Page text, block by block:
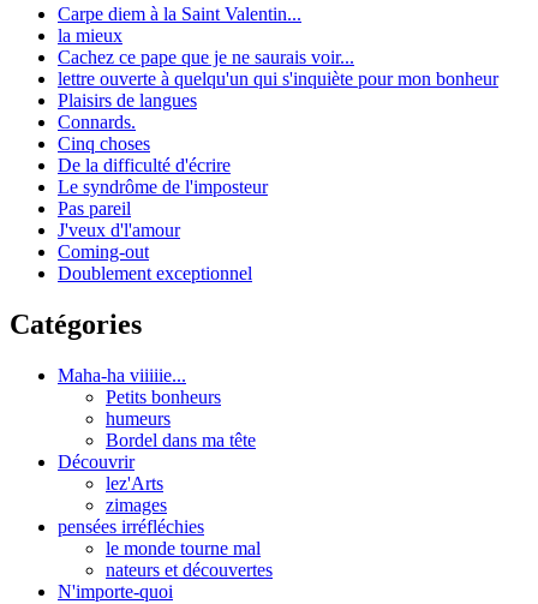
Carpe diem à la Saint Valentin...
la mieux
Cachez ce pape que je ne saurais voir...
lettre ouverte à quelqu'un qui s'inquiète pour mon bonheur
Plaisirs de langues
Connards.
Cinq choses
De la difficulté d'écrire
Le syndrôme de l'imposteur
Pas pareil
J'veux d'l'amour
Coming-out
Doublement exceptionnel
Catégories
Maha-ha viiiiie...
Petits bonheurs
humeurs
Bordel dans ma tête
Découvrir
lez'Arts
zimages
pensées irréfléchies
le monde tourne mal
nateurs et découvertes
N'importe-quoi